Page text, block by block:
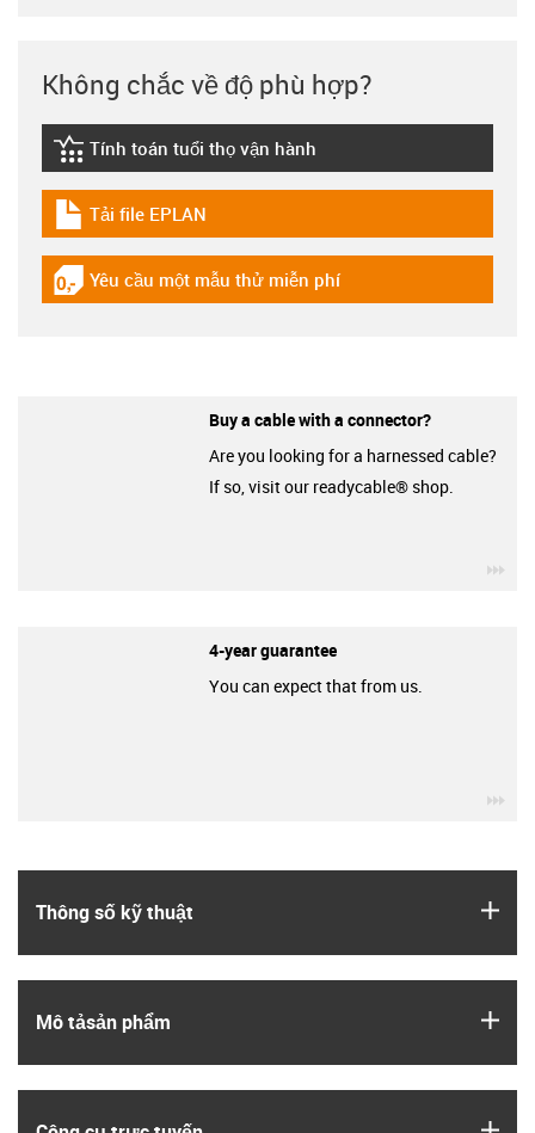
Thông số kỹ thuật
Mô tả­sản phẩm
Không chắc về độ phù hợp?
igus-icon-lebensdauerrechner
Tính toán tuổi thọ vận hành
igus-icon-download-plan
Tải file EPLAN
igus-icon-gratismuster
Yêu cầu một mẫu thử miễn phí
Buy a cable with a connector?
Are you looking for a harnessed cable?
If so, visit our readycable® shop.
4-year guarantee
You can expect that from us.